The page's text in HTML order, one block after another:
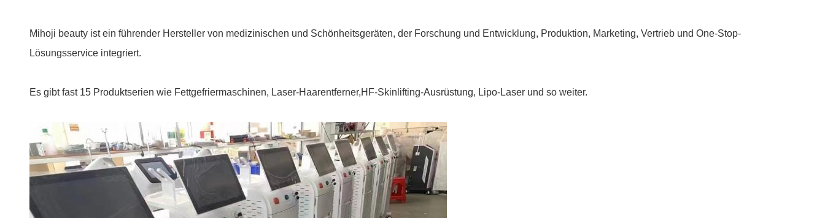
Mihoji beauty ist ein führender Hersteller von medizinischen und Schönheitsgeräten, der Forschung und Entwicklung, Produktion, Marketing, Vertrieb und One-Stop-
Lösungsservice integriert.
Es gibt fast 15 Produktserien wie Fettgefriermaschinen, Laser-Haarentferner,HF-Skinlifting-Ausrüstung, Lipo-Laser und so weiter.